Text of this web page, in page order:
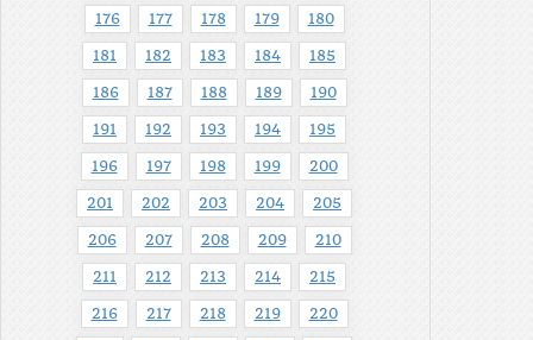
176 177 178 179 180
181 182 183 184 185
186 187 188 189 190
191 192 193 194 195
196 197 198 199 200
201 202 203 204 205
206 207 208 209 210
211 212 213 214 215
216 217 218 219 220